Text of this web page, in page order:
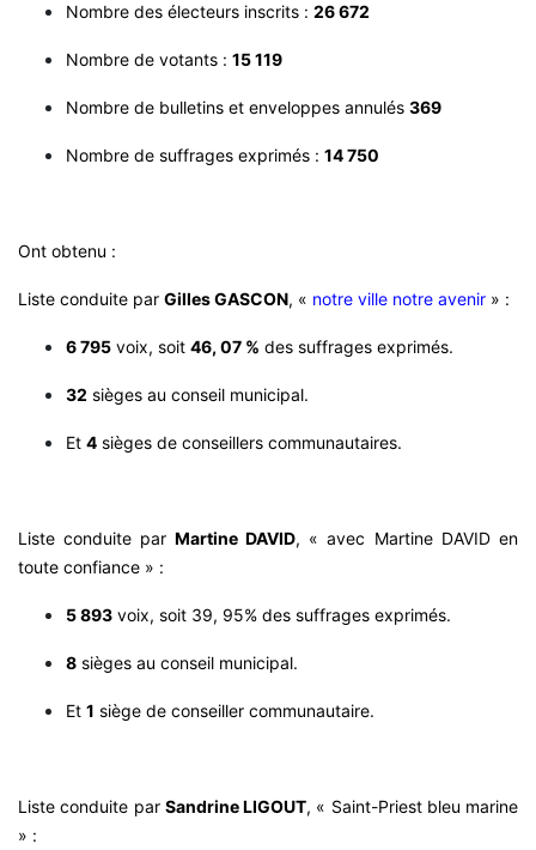
Nombre des électeurs inscrits : 26 672
Nombre de votants : 15 119
Nombre de bulletins et enveloppes annulés 369
Nombre de suffrages exprimés : 14 750
Ont obtenu :
Liste conduite par Gilles GASCON, « notre ville notre avenir » :
6 795 voix, soit 46, 07 % des suffrages exprimés.
32 sièges au conseil municipal.
Et 4 sièges de conseillers communautaires.
Liste conduite par Martine DAVID, « avec Martine DAVID en
toute confiance » :
5 893 voix, soit 39, 95% des suffrages exprimés.
8 sièges au conseil municipal.
Et 1 siège de conseiller communautaire.
Liste conduite par Sandrine LIGOUT, « Saint-Priest bleu marine
» :